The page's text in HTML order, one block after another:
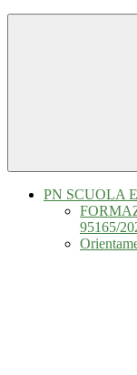
PN SCUOLA
95165/